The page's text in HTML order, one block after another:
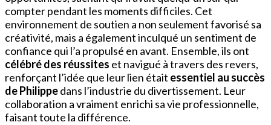
compter pendant les moments difficiles. Cet
environnement de soutien a non seulement favorisé sa
créativité, mais a également inculqué un sentiment de
confiance qui l’a propulsé en avant. Ensemble, ils ont
célébré des réussites et navigué à travers des revers,
renforçant l’idée que leur lien était essentiel au succès
de Philippedans l’industrie du divertissement. Leur
collaboration a vraiment enrichi sa vie professionnelle,
faisant toute la différence.